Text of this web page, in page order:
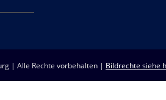
| Alle Rechte vorbehalten | Bildrechte siehe